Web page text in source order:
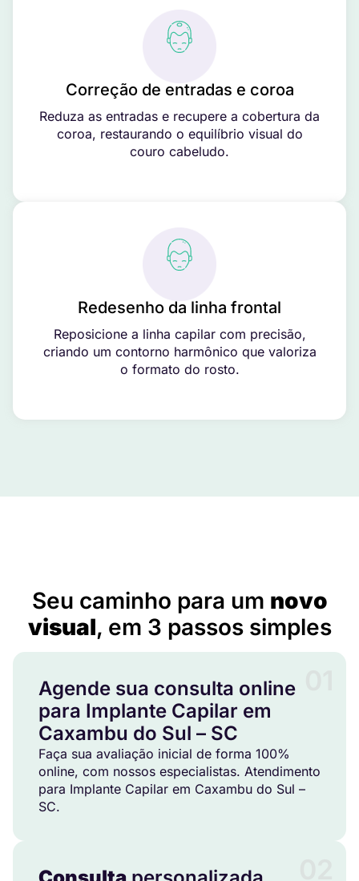
Correção de entradas e coroa
Reduza as entradas e recupere a cobertura da
coroa, restaurando o equilíbrio visual do
couro cabeludo.
Redesenho da linha frontal
Reposicione a linha capilar com precisão,
criando um contorno harmônico que valoriza
o formato do rosto.
Seu caminho para um novo
visual, em 3 passos simples
Agende sua consulta online
para Implante Capilar em
Caxambu do Sul – SC
Faça sua avaliação inicial de forma 100%
online, com nossos especialistas. Atendimento
para Implante Capilar em Caxambu do Sul –
SC.